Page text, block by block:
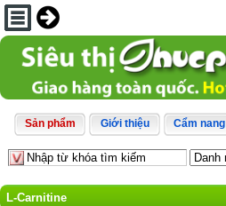
Sản phẩm Giới thiệu Cẩm nang
L-Carnitine